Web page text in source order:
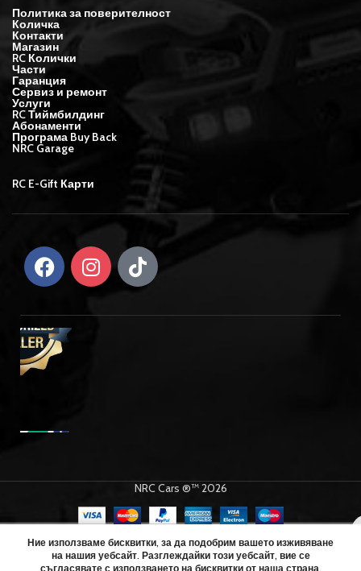
Политика за поверителност
Количка
Контакти
Магазин
RC Колички
Части
Гаранция
Сервиз и ремонт
Услуги
RC Тиймбилдинг
Абонаменти
Програма Buy Back
NRC Garage
RC E-Gift Карти
NRC Cars ®™ 2026
Ние използваме бисквитки, за да подобрим вашето изживяване
на нашия уебсайт. Разглеждайки този уебсайт, вие се
съгласявате с използването на бисквитки от наша страна.
Kyosho
Fazer Rally
FZ02-R
Datsun